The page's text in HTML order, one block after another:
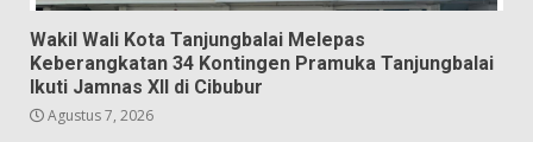
Wakil Wali Kota Tanjungbalai Melepas
Keberangkatan 34 Kontingen Pramuka Tanjungbalai
Ikuti Jamnas XII di Cibubur
Agustus 7, 2026